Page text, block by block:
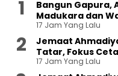
Bangun Gapura,
Madukara dan
17 Jam Yang Lalu
Jemaat
Tatar, Fokus
17 Jam Yang Lalu